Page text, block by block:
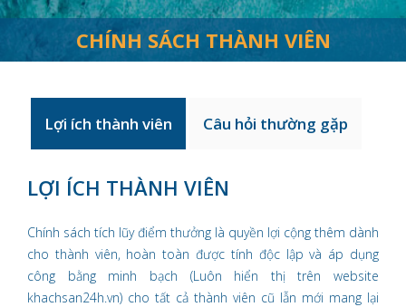
CHÍNH SÁCH THÀNH VIÊN
Lợi ích thành viên Câu hỏi thường gặp
LỢI ÍCH THÀNH VIÊN
Chính sách tích lũy điểm thưởng là quyền lợi cộng thêm dành
cho thành viên, hoàn toàn được tính độc lập và áp dụng
công bằng minh bạch (Luôn hiển thị trên website
khachsan24h.vn) cho tất cả thành viên cũ lẫn mới mang lại